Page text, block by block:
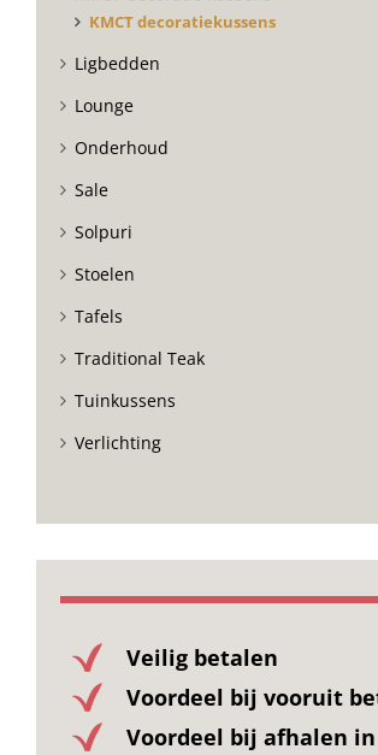
KMCT decoratiekussens
Ligbedden
Lounge
Onderhoud
Sale
Solpuri
Stoelen
Tafels
Traditional Teak
Tuinkussens
Verlichting
Veilig betalen
Voordeel bij vooruit
Voordeel bij afhalen